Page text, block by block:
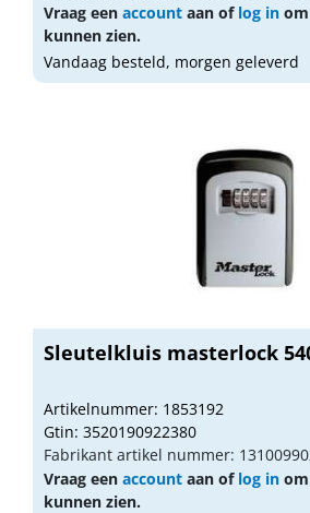
Vraag een account aan of log in
kunnen zien.
Vandaag besteld, morgen geleverd
Sleutelkluis masterlock
Artikelnummer: 1853192
Gtin: 3520190922380
Fabrikant artikel nummer:
Vraag een account aan of log in
kunnen zien.